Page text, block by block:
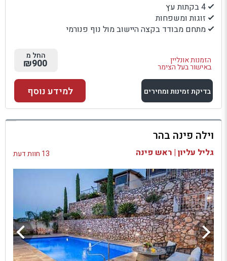
4 בקתות עץ
זוגות ומשפחות
מתחם מבודד בקצה היישוב מול נוף פנורמי
הזמנות אונליין
באישור בעל הצימר
החל מ
₪900
בדיקת זמינות ומחירים
למתחם זה
בדיקת זמינות ומחירים
למידע נוסף
וילה פינה בהר
גליל עליון | ראש פינה 13 חוות דעת